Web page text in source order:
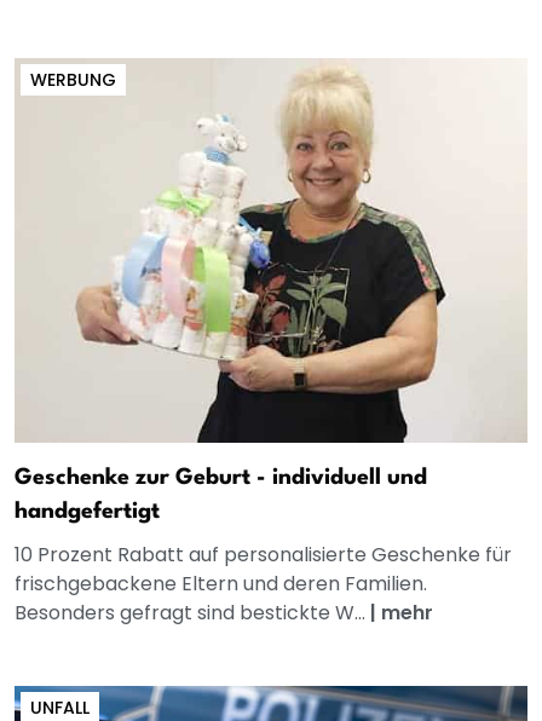
WERBUNG
Geschenke zur Geburt - individuell und
handgefertigt
10 Prozent Rabatt auf personalisierte Geschenke für
frischgebackene Eltern und deren Familien.
Besonders gefragt sind bestickte W... | mehr
UNFALL